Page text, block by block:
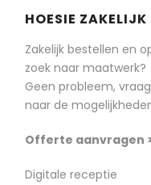
HOESIE ZAKELIJK
Zakelijk bestellen en
zoek naar maatwerk?
Geen probleem, vraag
naar de
Offerte aanvragen
Digitale receptie